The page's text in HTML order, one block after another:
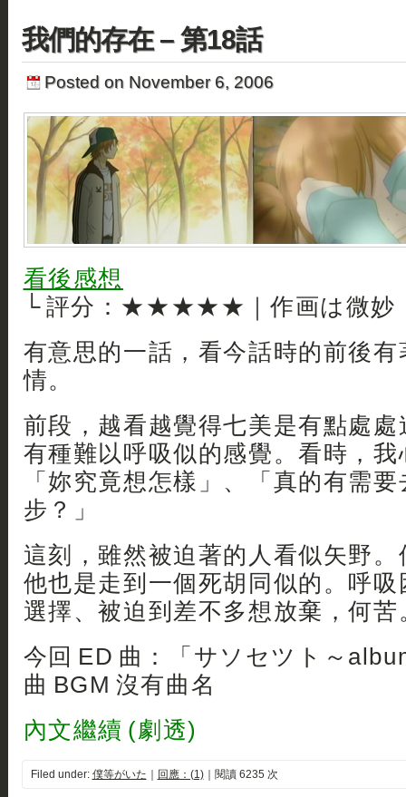
我們的存在 – 第18話
Posted on November 6, 2006
看後感想
└ 評分：★★★★★｜作画は微妙
有意思的一話，看今話時的前後
情。
前段，越看越覺得七美是有點處
有種難以呼吸似的感覺。看時，
「妳究竟想怎樣」、「真的有需
步？」
這刻，雖然被迫著的人看似矢野
他也是走到一個死胡同似的。呼
選擇、被迫到差不多想放棄，何苦
今回 ED 曲：「サソセツト～
曲 BGM 沒有曲名
內文繼續 (劇透)
Filed under: 僕等がいた 回應：(1)｜閱讀 6235 次